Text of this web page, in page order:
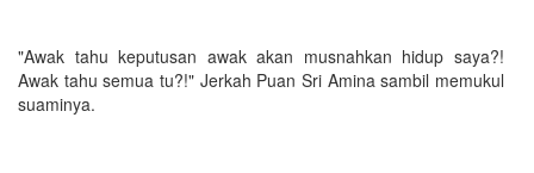
"Awak tahu keputusan awak akan musnahkan hidup saya?!
Awak tahu semua tu?!" Jerkah Puan Sri Amina sambil memukul
suaminya.